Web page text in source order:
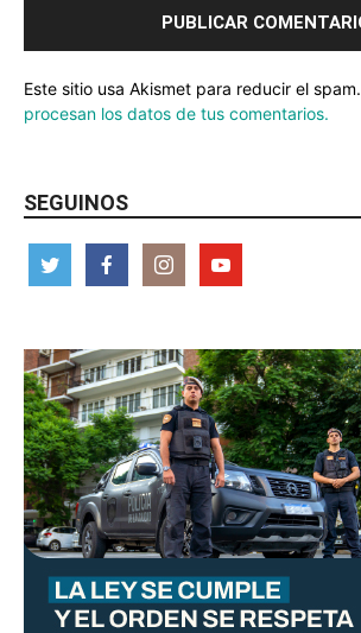
Este sitio usa Akismet para reducir el spam.
procesan los datos de tus comentarios.
SEGUINOS